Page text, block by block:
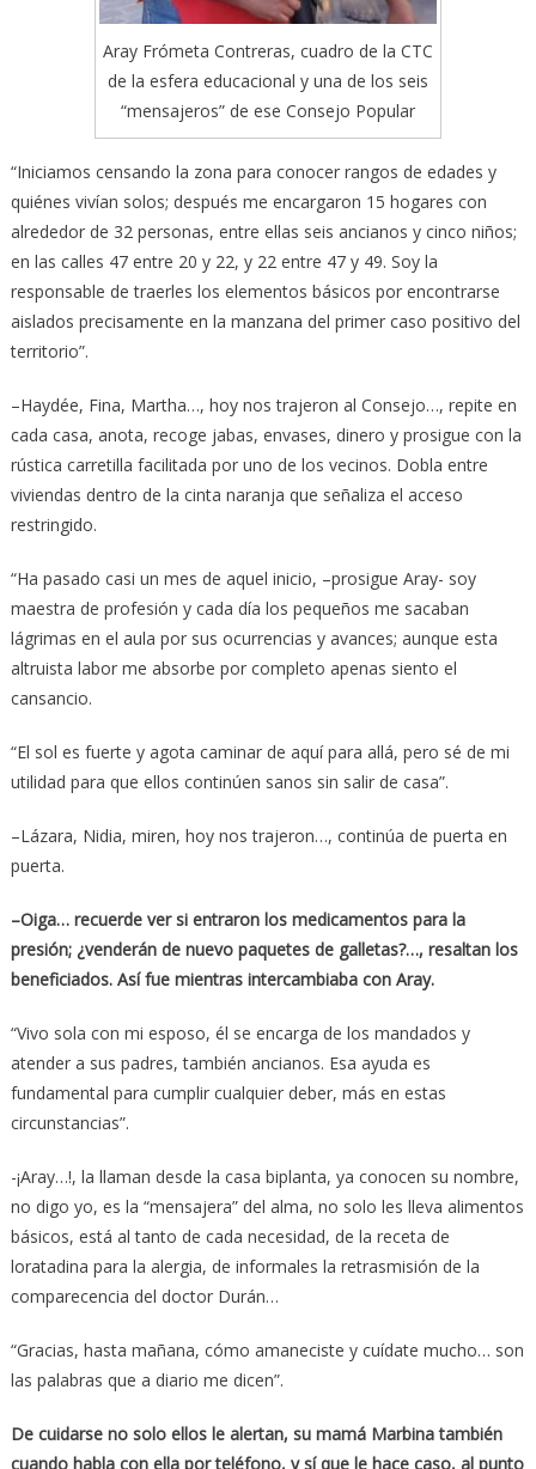
Aray Frómeta Contreras, cuadro de la CTC
de la esfera educacional y una de los seis
“mensajeros” de ese Consejo Popular
“Iniciamos censando la zona para conocer rangos de edades y
quiénes vivían solos; después me encargaron 15 hogares con
alrededor de 32 personas, entre ellas seis ancianos y cinco niños;
en las calles 47 entre 20 y 22, y 22 entre 47 y 49. Soy la
responsable de traerles los elementos básicos por encontrarse
aislados precisamente en la manzana del primer caso positivo del
territorio”.
–Haydée, Fina, Martha…, hoy nos trajeron al Consejo…, repite en
cada casa, anota, recoge jabas, envases, dinero y prosigue con la
rústica carretilla facilitada por uno de los vecinos. Dobla entre
viviendas dentro de la cinta naranja que señaliza el acceso
restringido.
“Ha pasado casi un mes de aquel inicio, –prosigue Aray- soy
maestra de profesión y cada día los pequeños me sacaban
lágrimas en el aula por sus ocurrencias y avances; aunque esta
altruista labor me absorbe por completo apenas siento el
cansancio.
“El sol es fuerte y agota caminar de aquí para allá, pero sé de mi
utilidad para que ellos continúen sanos sin salir de casa”.
–Lázara, Nidia, miren, hoy nos trajeron…, continúa de puerta en
puerta.
–Oiga… recuerde ver si entraron los medicamentos para la
presión; ¿venderán de nuevo paquetes de galletas?…, resaltan los
beneficiados. Así fue mientras intercambiaba con Aray.
“Vivo sola con mi esposo, él se encarga de los mandados y
atender a sus padres, también ancianos. Esa ayuda es
fundamental para cumplir cualquier deber, más en estas
circunstancias”.
-¡Aray…!, la llaman desde la casa biplanta, ya conocen su nombre,
no digo yo, es la “mensajera” del alma, no solo les lleva alimentos
básicos, está al tanto de cada necesidad, de la receta de
loratadina para la alergia, de informales la retrasmisión de la
comparecencia del doctor Durán…
“Gracias, hasta mañana, cómo amaneciste y cuídate mucho… son
las palabras que a diario me dicen”.
De cuidarse no solo ellos le alertan, su mamá Marbina también
cuando habla con ella por teléfono, y sí que le hace caso, al punto